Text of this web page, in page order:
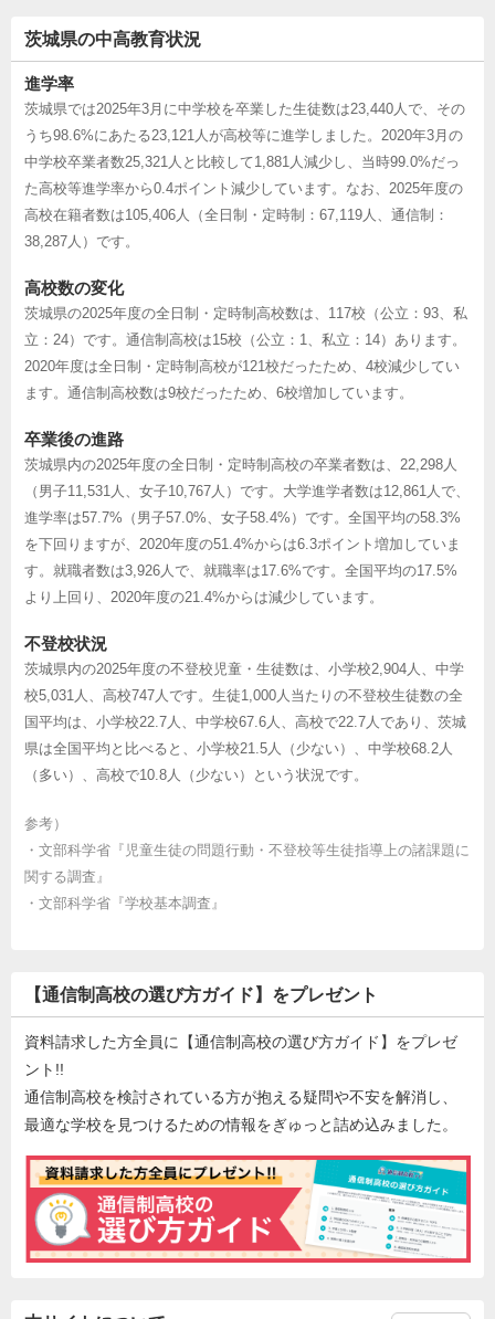
茨城県の中高教育状況
進学率
茨城県では2025年3月に中学校を卒業した生徒数は23,440人で、その
うち98.6%にあたる23,121人が高校等に進学しました。2020年3月の
中学校卒業者数25,321人と比較して1,881人減少し、当時99.0%だっ
た高校等進学率から0.4ポイント減少しています。なお、2025年度の
高校在籍者数は105,406人（全日制・定時制：67,119人、通信制：
38,287人）です。
高校数の変化
茨城県の2025年度の全日制・定時制高校数は、117校（公立：93、私
立：24）です。通信制高校は15校（公立：1、私立：14）あります。
2020年度は全日制・定時制高校が121校だったため、4校減少してい
ます。通信制高校数は9校だったため、6校増加しています。
卒業後の進路
茨城県内の2025年度の全日制・定時制高校の卒業者数は、22,298人
（男子11,531人、女子10,767人）です。大学進学者数は12,861人で、
進学率は57.7%（男子57.0%、女子58.4%）です。全国平均の58.3%
を下回りますが、2020年度の51.4%からは6.3ポイント増加していま
す。就職者数は3,926人で、就職率は17.6%です。全国平均の17.5%
より上回り、2020年度の21.4%からは減少しています。
不登校状況
茨城県内の2025年度の不登校児童・生徒数は、小学校2,904人、中学
校5,031人、高校747人です。生徒1,000人当たりの不登校生徒数の全
国平均は、小学校22.7人、中学校67.6人、高校で22.7人であり、茨城
県は全国平均と比べると、小学校21.5人（少ない）、中学校68.2人
（多い）、高校で10.8人（少ない）という状況です。
参考）
・ 文部科学省『児童生徒の問題行動・不登校等生徒指導上の諸課題に
関する調査』
・ 文部科学省『学校基本調査』
【通信制高校の選び方ガイド】をプレゼント
資料請求した方全員に【通信制高校の選び方ガイド】をプレゼ
ント!!
通信制高校を検討されている方が抱える疑問や不安を解消し、
最適な学校を見つけるための情報をぎゅっと詰め込みました。